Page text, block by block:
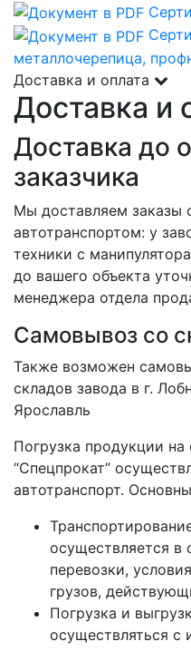
металлочерепица,
Доставка и оплата
Доставка и
Доставка до
заказчика
Мы доставляем заказы
автотранспортом: у
техники с
до вашего объекта
менеджера отдела
Самовывоз со
Также возможен
складов завода в г.
Ярославль
Погрузка продукции
“Спецпрокат”
автотранспорт.
осуществляется в
перевозки,
грузов,
Погрузка и
осуществляться с